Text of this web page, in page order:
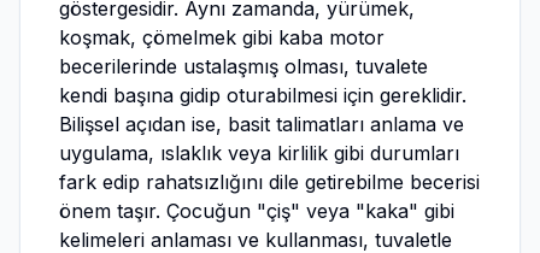
göstergesidir. Aynı zamanda, yürümek,
koşmak, çömelmek gibi kaba motor
becerilerinde ustalaşmış olması, tuvalete
kendi başına gidip oturabilmesi için gereklidir.
Bilişsel açıdan ise, basit talimatları anlama ve
uygulama, ıslaklık veya kirlilik gibi durumları
fark edip rahatsızlığını dile getirebilme becerisi
önem taşır. Çocuğun "çiş" veya "kaka" gibi
kelimeleri anlaması ve kullanması, tuvaletle